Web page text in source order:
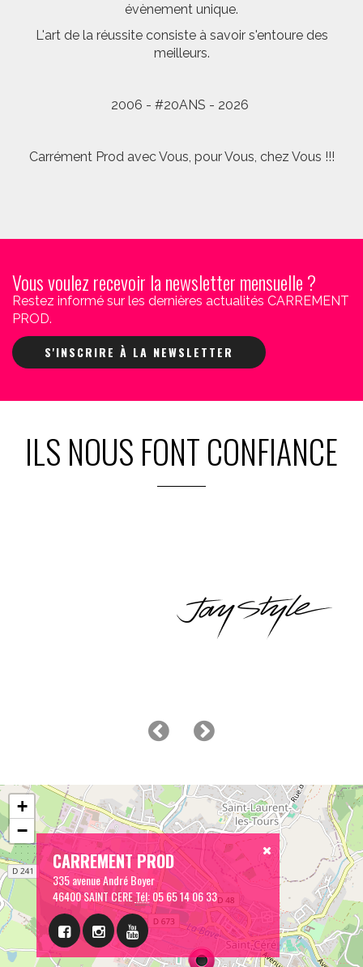
évènement unique.
L'art de la réussite consiste à savoir s'entoure des
meilleurs.
2006 - #20ANS - 2026
Carrément Prod avec Vous, pour Vous, chez Vous !!!
Vous voulez recevoir la newsletter mensuelle ?
Restez informé sur les dernières actualités CARREMENT
PROD.
S'INSCRIRE À LA NEWSLETTER
ILS NOUS FONT CONFIANCE
CARREMENT PROD
335 avenue André Boyer
46400 SAINT CERETél:05 65 14 06 33
+
−